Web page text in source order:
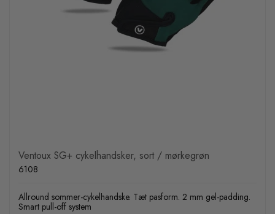
Ventoux SG+ cykelhandsker, sort / mørkegrøn
6108
Allround sommer-cykelhandske. Tæt pasform. 2 mm gel-padding.
Smart pull-off system